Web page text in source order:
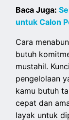
Baca Juga:
untuk Calon
Cara
butuh
mustahil.
pengelolaan
kamu butuh
cepat dan
layak untuk